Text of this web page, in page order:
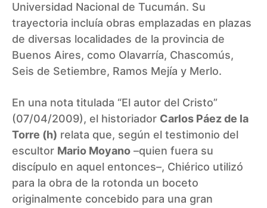
Universidad Nacional de Tucumán. Su
trayectoria incluía obras emplazadas en plazas
de diversas localidades de la provincia de
Buenos Aires, como Olavarría, Chascomús,
Seis de Setiembre, Ramos Mejía y Merlo.
En una nota titulada “El autor del Cristo”
(07/04/2009), el historiador Carlos Páez de la
Torre (h) relata que, según el testimonio del
escultor Mario Moyano –quien fuera su
discípulo en aquel entonces–, Chiérico utilizó
para la obra de la rotonda un boceto
originalmente concebido para una gran